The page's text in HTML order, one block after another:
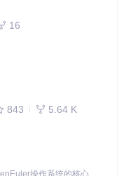
16
843 5.64 K
openEuler内核是openEuler操作系统的核心，既是系统性能与稳定性的基石，也是连接处理器、设备与服务的桥梁。